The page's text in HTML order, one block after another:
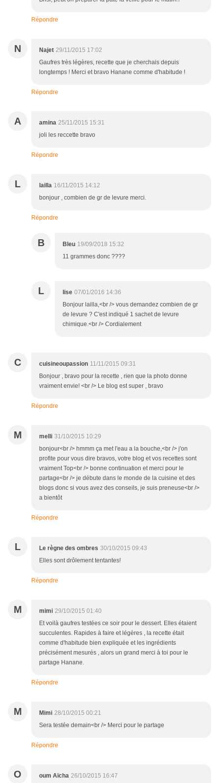
Répondre
N Najet 29/11/2015 17:02
Gaufres très légères, recette que je cherchais depuis
longtemps ! Merci et bravo Hanane comme d'habitude !
Répondre
A amina 25/11/2015 15:31
joli les reccette bravo
Répondre
L lailla 16/11/2015 14:12
bonjour , combien de gr de levure merci.
Répondre
B Bleu 19/09/2018 15:32
11 grammes donc ????
L lise 07/01/2016 14:36
Bonjour lailla,<br /> vous demandez combien de gr
de levure ? C'est indiqué 1 sachet de levure
chimique.<br /> Cordialement
C cuisineoupassion 11/11/2015 09:31
Bonjour , bravo pour la recette , rien que la photo donne
vraiment envie! <br /> Le blog est super , bravo
Répondre
M melli 31/10/2015 10:29
bonjour<br /> hmmm ça met l'eau a la bouche,<br /> j'on
profite pour vous dire bravos, votre blog et vos recettes sont
vraiment Top<br /> bonne continuation et merci pour le
partage<br /> je débute dans le monde de la cuisine et des
blogs donc si vous avez des conseils, je suis preneuse<br />
a bientôt
Répondre
L Le règne des ombres 30/10/2015 09:43
Elles sont drôlement tentantes!
Répondre
M mimi 29/10/2015 01:40
Et voilà gaufres testées ce soir pour le dessert. Elles étaient
succulentes. Rapides à faire et légères , la recette était
comme d'habitude bien expliquée et les ingrédients
précisément mesurés , alors un grand merci à toi pour le
partage Hanane.
Répondre
M Mimi 28/10/2015 00:21
Sera testée demain<br /> Merci pour le partage
Répondre
O oum Aïcha 26/10/2015 16:47